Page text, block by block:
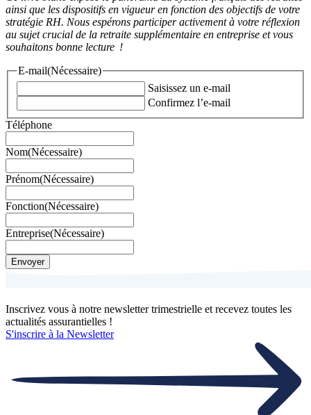
ainsi que les dispositifs en vigueur en fonction des objectifs de votre
stratégie RH. Nous espérons participer activement à votre réflexion
au sujet crucial de la retraite supplémentaire en entreprise et vous
souhaitons bonne lecture !
E-mail(Nécessaire)
Saisissez un e-mail
Confirmez l’e-mail
Téléphone
Nom(Nécessaire)
Prénom(Nécessaire)
Fonction(Nécessaire)
Entreprise(Nécessaire)
Envoyer
Inscrivez vous à notre newsletter trimestrielle et recevez toutes les
actualités assurantielles !
S'inscrire à la Newsletter